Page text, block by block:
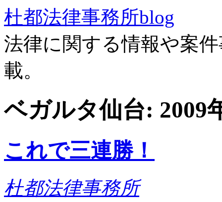
杜都法律事務所blog
法律に関する情報や案
載。
ベガルタ仙台: 2009
これで三連勝！
杜都法律事務所